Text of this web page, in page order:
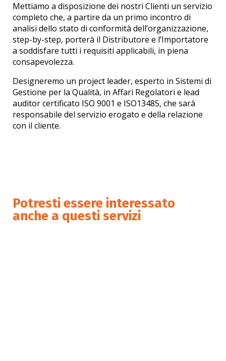
Mettiamo a disposizione dei nostri Clienti un servizio
completo che, a partire da un primo incontro di
analisi dello stato di conformità dell’organizzazione,
step-by-step, porterà il Distributore e l’Importatore
a soddisfare tutti i requisiti applicabili, in piena
consapevolezza.
Designeremo un project leader, esperto in Sistemi di
Gestione per la Qualità, in Affari Regolatori e lead
auditor certificato ISO 9001 e ISO13485, che sarà
responsabile del servizio erogato e della relazione
con il cliente.
Potresti essere interessato
anche a questi servizi